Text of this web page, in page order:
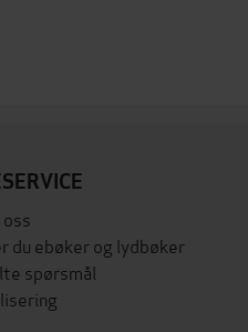
du ebøker og lydbøker
spørsmål